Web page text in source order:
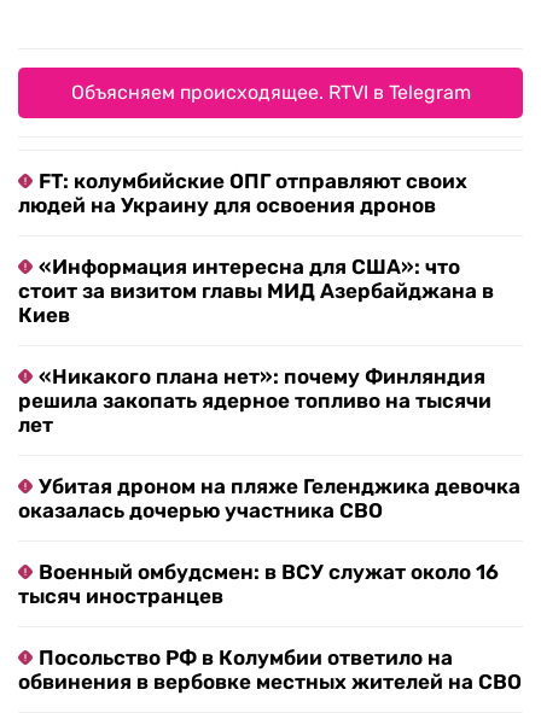
Объясняем происходящее. RTVI в Telegram
FT: колумбийские ОПГ отправляют своих
людей на Украину для освоения дронов
«Информация интересна для США»: что
стоит за визитом главы МИД Азербайджана в
Киев
«Никакого плана нет»: почему Финляндия
решила закопать ядерное топливо на тысячи
лет
Убитая дроном на пляже Геленджика девочка
оказалась дочерью участника СВО
Военный омбудсмен: в ВСУ служат около 16
тысяч иностранцев
Посольство РФ в Колумбии ответило на
обвинения в вербовке местных жителей на СВО